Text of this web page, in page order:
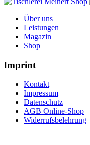
Über uns
Leistungen
Magazin
Shop
Imprint
Kontakt
Impressum
Datenschutz
AGB Online-Shop
Widerrufsbelehrung